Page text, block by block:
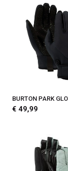
BURTON PARK
€ 49,99